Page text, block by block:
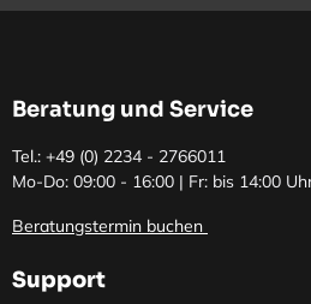
Beratung und Service
Tel.: +49 (0) 2234 - 2766011
Mo-Do: 09:00 - 16:00 | Fr: bis 14:00
Beratungstermin buchen
Support